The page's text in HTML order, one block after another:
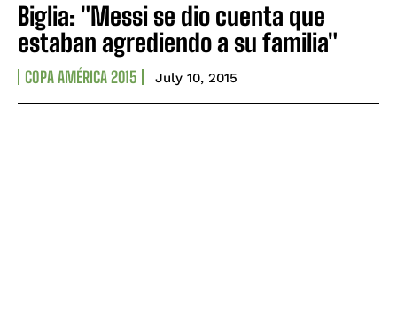
Biglia: "Messi se dio cuenta que
estaban agrediendo a su familia"
COPA AMÉRICA 2015 July 10, 2015